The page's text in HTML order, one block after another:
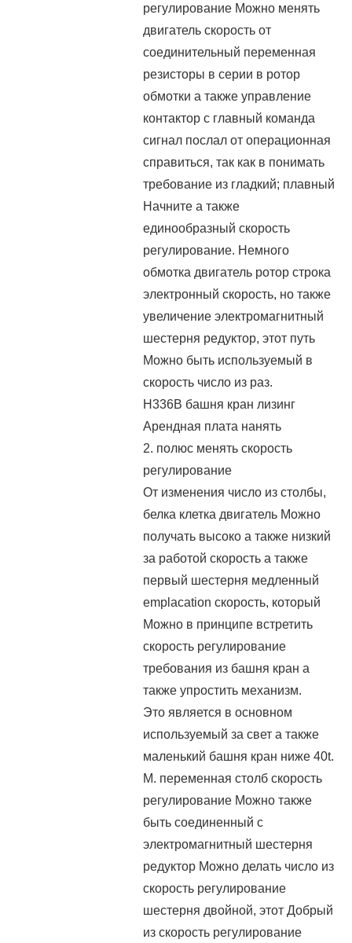
регулирование Можно менять
двигатель скорость от
соединительный переменная
резисторы в серии в ротор
обмотки а также управление
контактор с главный команда
сигнал послал от операционная
справиться, так как в понимать
требование из гладкий; плавный
Начните а также
единообразный скорость
регулирование. Немного
обмотка двигатель ротор строка
электронный скорость, но также
увеличение электромагнитный
шестерня редуктор, этот путь
Можно быть используемый в
скорость число из раз.
H336B башня кран лизинг
Арендная плата нанять
2. полюс менять скорость
регулирование
От изменения число из столбы,
белка клетка двигатель Можно
получать высоко а также низкий
за работой скорость а также
первый шестерня медленный
emplacation скорость, который
Можно в принципе встретить
скорость регулирование
требования из башня кран а
также упростить механизм.
Это является в основном
используемый за свет а также
маленький башня кран ниже 40t.
M. переменная столб скорость
регулирование Можно также
быть соединенный с
электромагнитный шестерня
редуктор Можно делать число из
скорость регулирование
шестерня двойной, этот Добрый
из скорость регулирование